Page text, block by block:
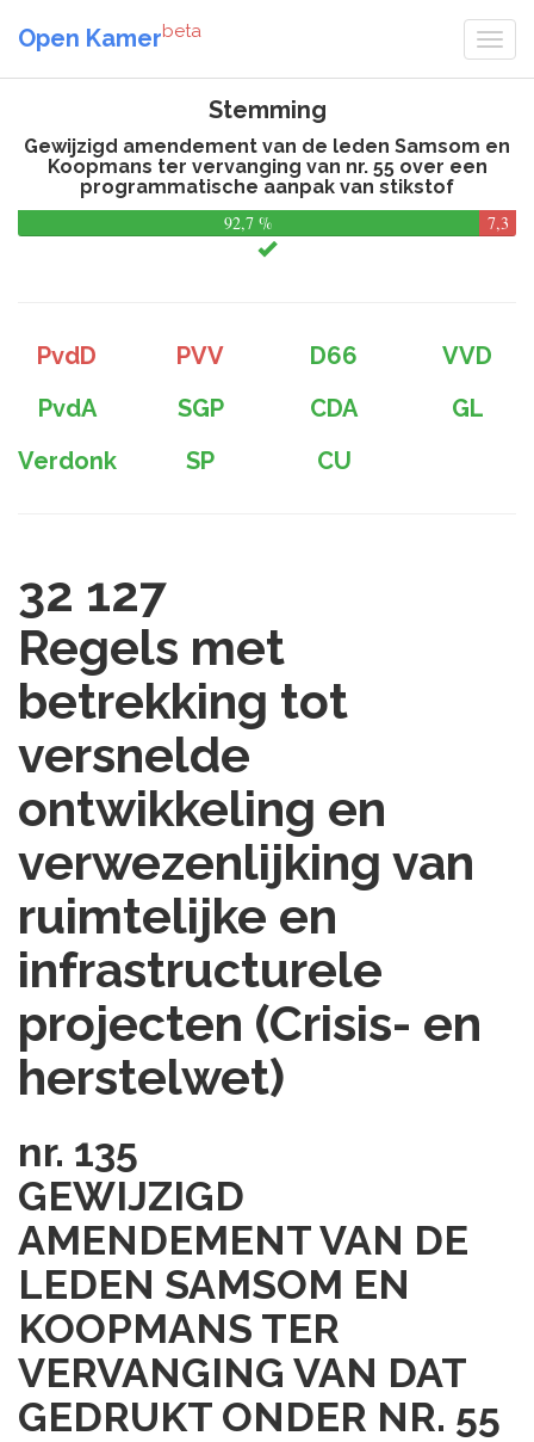
Open Kamerbeta
Stemming
Gewijzigd amendement van de leden Samsom en
Koopmans ter vervanging van nr. 55 over een
programmatische aanpak van stikstof
92,7 %
7,3
PvdD PVV D66
VVD
PvdA
SGP CDA
GL
Verdonk
SP CU
32 127
Regels met
betrekking tot
versnelde
ontwikkeling en
verwezenlijking van
ruimtelijke en
infrastructurele
projecten (Crisis- en
herstelwet)
nr. 135
GEWIJZIGD
AMENDEMENT VAN DE
LEDEN SAMSOM EN
KOOPMANS TER
VERVANGING VAN DAT
GEDRUKT ONDER NR. 55